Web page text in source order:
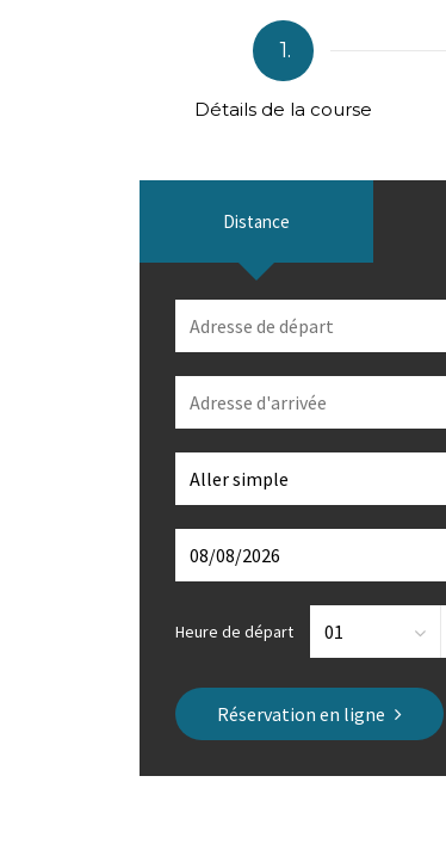
1.
Détails de la course
Distance
Heure de départ
Réservation en ligne